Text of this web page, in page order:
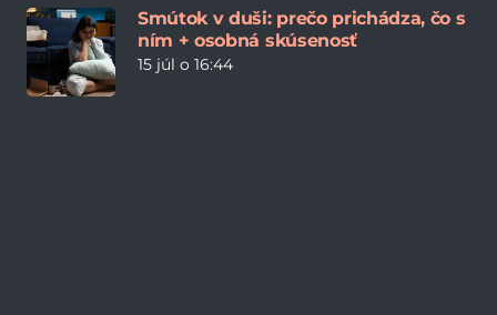
Smútok v duši: prečo prichádza, čo s
ním + osobná skúsenosť
15 júl o 16:44